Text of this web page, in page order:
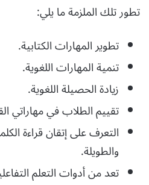
تطور تلك الملزمة ما يلي:
تطوير المهارات الكتابية.
تنمية المهارات اللغوية.
زيادة الحصيلة اللغوية.
تقييم الطلاب في مهاراتي
التعرف على إتقان قراءة
والطويلة.
تعد من أدوات التعلم